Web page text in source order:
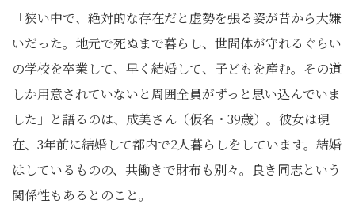
「狭い中で、絶対的な存在だと虚勢を張る姿が昔から大嫌
いだった。地元で死ぬまで暮らし、世間体が守れるぐらい
の学校を卒業して、早く結婚して、子どもを産む。その道
しか用意されていないと周囲全員がずっと思い込んでいま
した」と語るのは、成美さん（仮名・39歳）。彼女は現
在、3年前に結婚して都内で2人暮らしをしています。結婚
はしているものの、共働きで財布も別々。良き同志という
関係性もあるとのこと。